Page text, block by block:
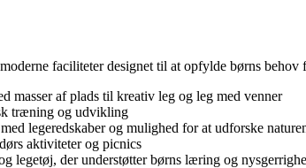
faciliteter designet til at opfylde børns
masser af plads til kreativ leg og leg med venner
træning og udvikling
legeredskaber og mulighed for at udforske
aktiviteter og picnics
legetøj, der understøtter børns læring og